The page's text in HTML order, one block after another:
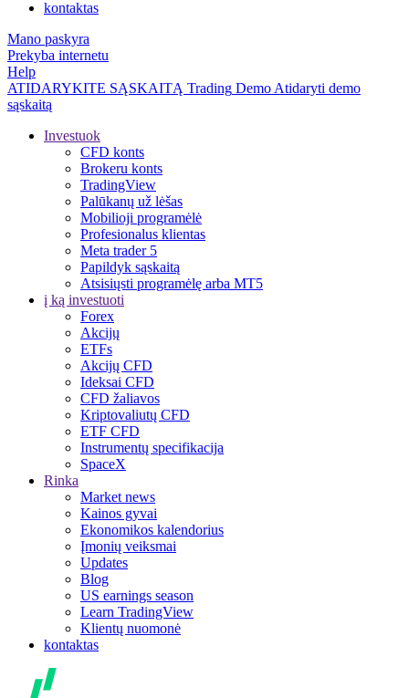
kontaktas
Mano paskyra
Prekyba internetu
Help
ATIDARYKITE SĄSKAITĄ Trading Demo Atidaryti demo
sąskaitą
Investuok
CFD konts
Brokeru konts
TradingView
Palūkanų už lėšas
Mobilioji programėlė
Profesionalus klientas
Meta trader 5
Papildyk sąskaitą
Atsisiųsti programėlę arba MT5
į ką investuoti
Forex
Akcijų
ETFs
Akcijų CFD
Ideksai CFD
CFD žaliavos
Kriptovaliutų CFD
ETF CFD
Instrumentų specifikacija
SpaceX
Rinka
Market news
Kainos gyvai
Ekonomikos kalendorius
Įmonių veiksmai
Updates
Blog
US earnings season
Learn TradingView
Klientų nuomonė
kontaktas